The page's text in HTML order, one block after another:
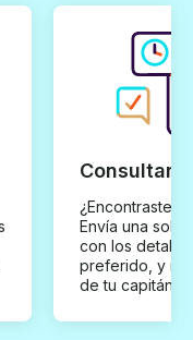
Consultar
¿Encontraste
Envía una
con los
preferido, y
de tu capitán